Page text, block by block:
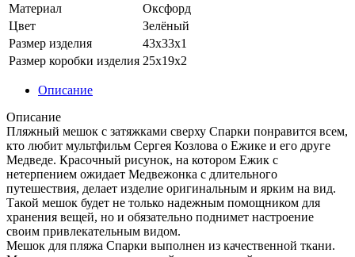
Материал
Оксфорд
Цвет
Зелёный
Размер изделия
43х33х1
Размер коробки изделия 25х19х2
Описание
Описание
Пляжный мешок с затяжками сверху Спарки понравится всем,
кто любит мультфильм Сергея Козлова о Ежике и его друге
Медведе. Красочный рисунок, на котором Ежик с
нетерпением ожидает Медвежонка с длительного
путешествия, делает изделие оригинальным и ярким на вид.
Такой мешок будет не только надежным помощником для
хранения вещей, но и обязательно поднимет настроение
своим привлекательным видом.
Мешок для пляжа Спарки выполнен из качественной ткани.